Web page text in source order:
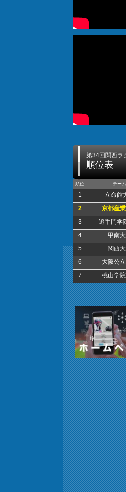
第34回関西ラ
順位表
順位 チーム
1 立命館
2 京都産
3 追手門学
4 甲南
5 関西
6 大阪公
7 桃山学